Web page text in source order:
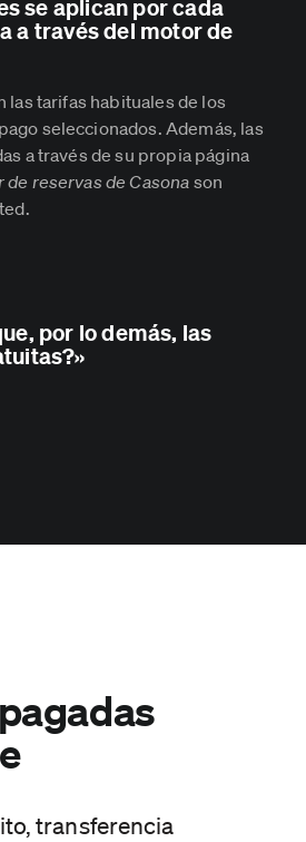
se aplican por cada
a través del motor de
las tarifas habituales de los
seleccionados. Además, las
a través de su propia página
de reservas de Casona son
por lo demás, las
transferencia